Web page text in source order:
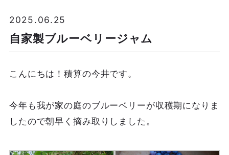
2025.06.25
自家製ブルーベリージャム
こんにちは！積算の今井です。
今年も我が家の庭のブルーベリーが収穫期になりま
したので朝早く摘み取りしました。